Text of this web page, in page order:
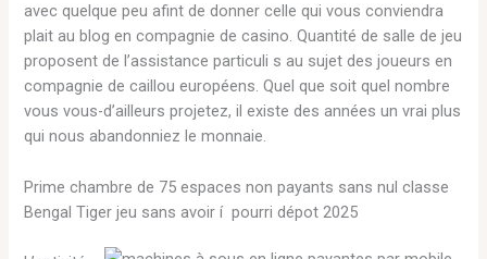
avec quelque peu afint de donner celle qui vous conviendra
plait au blog en compagnie de casino. Quantité de salle de jeu
proposent de l’assistance particuli s au sujet des joueurs en
compagnie de caillou européens. Quel que soit quel nombre
vous vous-d’ailleurs projetez, il existe des années un vrai plus
qui nous abandonniez le monnaie.
Prime chambre de 75 espaces non payants sans nul classe
Bengal Tiger jeu sans avoir í pourri dépot 2025